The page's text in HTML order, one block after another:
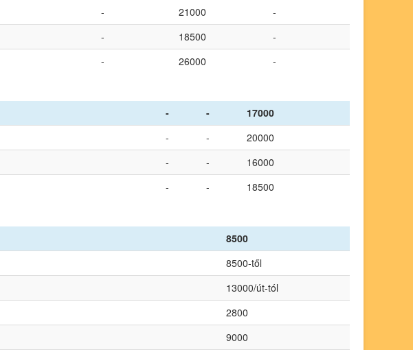
- 21000
-
- 18500
-
- 26000 -
- -
17000
- -
20000
- -
16000
- - 18500
8500
8500-től
13000/út-tól
2800
9000